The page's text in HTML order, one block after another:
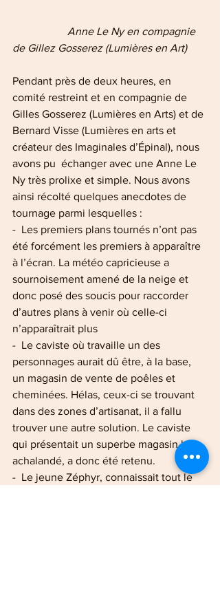
   Anne Le Ny en compagnie
de Gillez Gosserez (Lumières en Art)
Pendant près de deux heures, en
comité restreint et en compagnie de
Gilles Gosserez (Lumières en Arts) et de
Bernard Visse (Lumières en arts et
créateur des Imaginales d’Épinal), nous
avons pu  échanger avec une Anne Le
Ny très prolixe et simple. Nous avons
ainsi récolté quelques anecdotes de
tournage parmi lesquelles :
-  Les premiers plans tournés n’ont pas
été forcément les premiers à apparaître
à l’écran. La météo capricieuse a
sournoisement amené de la neige et
donc posé des soucis pour raccorder
d’autres plans à venir où celle-ci
n’apparaîtrait plus
-  Le caviste où travaille un des
personnages aurait dû être, à la base,
un magasin de vente de poêles et
cheminées. Hélas, ceux-ci se trouvant
dans des zones d’artisanat, il a fallu
trouver une autre solution. Le caviste
qui présentait un superbe magasin bien
achalandé, a donc été retenu.
-  Le jeune Zéphyr, connaissait tout le